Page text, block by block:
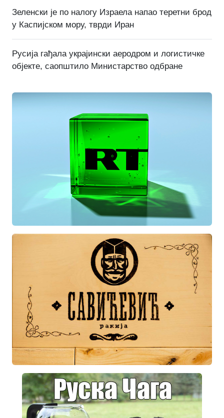
Зеленски је по налогу Израела напао теретни брод
у Каспијском мору, тврди Иран
Русија гађала украјински аеродром и логистичке
објекте, саопштило Министарство одбране